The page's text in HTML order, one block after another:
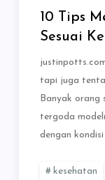
10 Tips
Sesuai
tapi juga
Banyak orang
tergoda
dengan
kesehatan